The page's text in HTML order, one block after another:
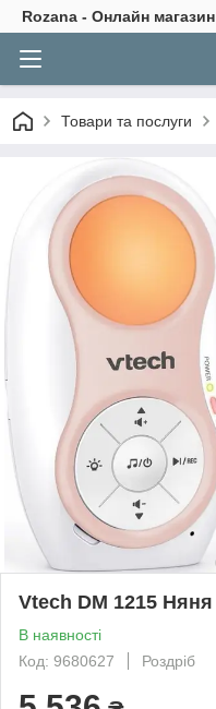
Rozana - Онлайн магазин
Товари та послуги
Vtech DM 1215 Няня
В наявності
Код: 9680627
Роздріб